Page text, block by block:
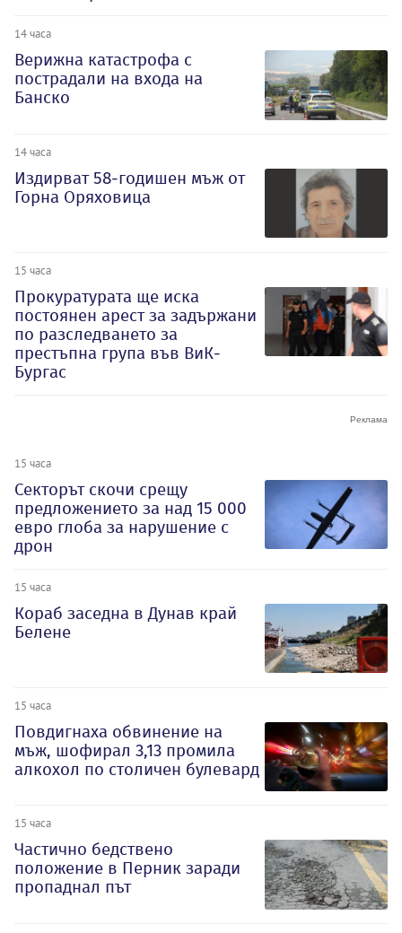
14 часа
Верижна катастрофа с
пострадали на входа на
Банско
14 часа
Издирват 58-годишен мъж от
Горна Оряховица
15 часа
Прокуратурата ще иска
постоянен арест за задържани
по разследването за
престъпна група във ВиК-
Бургас
15 часа
Секторът скочи срещу
предложението за над 15 000
евро глоба за нарушение с
дрон
15 часа
Кораб заседна в Дунав край
Белене
15 часа
Повдигнаха обвинение на
мъж, шофирал 3,13 промила
алкохол по столичен булевард
15 часа
Частично бедствено
положение в Перник заради
пропаднал път